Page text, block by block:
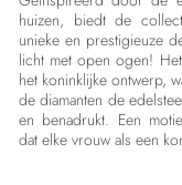
huizen, biedt de
unieke en prestigieuze
licht met open ogen!
het koninklijke ontwerp,
de diamanten de
en benadrukt. Een
dat elke vrouw als een